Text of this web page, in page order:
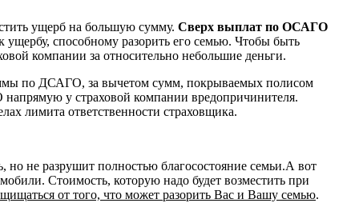
ущерб на большую сумму. Сверх выплат по ОСАГО
способному разорить его семью. Чтобы быть
компании за относительно небольшие деньги.
по ДСАГО, за вычетом сумм, покрываемых полисом
у страховой компании вредопричинителя.
лимита ответственности страховщика.
не разрушит полностью благосостояние семьи.А вот
Стоимость, которую надо будет возместить при
от того, что может разорить Вас и Вашу семью.